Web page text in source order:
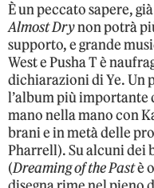
È un peccato sapere,
Almost Drynon potrà
supporto, e grande
West e Pusha T è
dichiarazioni di Ye. Un
l’album più importante
mano nella mano con
brani e in metà delle
Pharrell). Su alcuni dei
(Dreaming of the Pastè